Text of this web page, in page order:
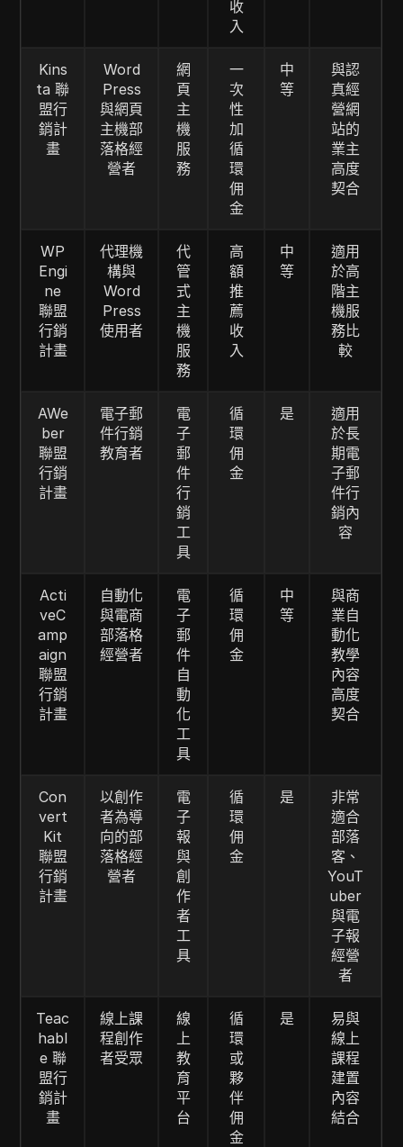
收
入
Kins
ta 聯
盟行
銷計
畫
Word
Press
與網頁
主機部
落格經
營者
網
頁
主
機
服
務
一
次
性
加
循
環
佣
金
中
等
與認
真經
營網
站的
業主
高度
契合
WP
Engi
ne
聯盟
行銷
計畫
代理機
構與
Word
Press
使用者
代
管
式
主
機
服
務
高
額
推
薦
收
入
中
等
適用
於高
階主
機服
務比
較
AWe
ber
聯盟
行銷
計畫
電子郵
件行銷
教育者
電
子
郵
件
行
銷
工
具
循
環
佣
金
是
適用
於長
期電
子郵
件行
銷內
容
Acti
veC
amp
aign
聯盟
行銷
計畫
自動化
與電商
部落格
經營者
電
子
郵
件
自
動
化
工
具
循
環
佣
金
中
等
與商
業自
動化
教學
內容
高度
契合
Con
vert
Kit
聯盟
行銷
計畫
以創作
者為導
向的部
落格經
營者
電
子
報
與
創
作
者
工
具
循
環
佣
金
是
非常
適合
部落
客、
YouT
uber
與電
子報
經營
者
Teac
habl
e 聯
盟行
銷計
畫
線上課
程創作
者受眾
線
上
教
育
平
台
循
環
或
夥
伴
佣
金
是
易與
線上
課程
建置
內容
結合